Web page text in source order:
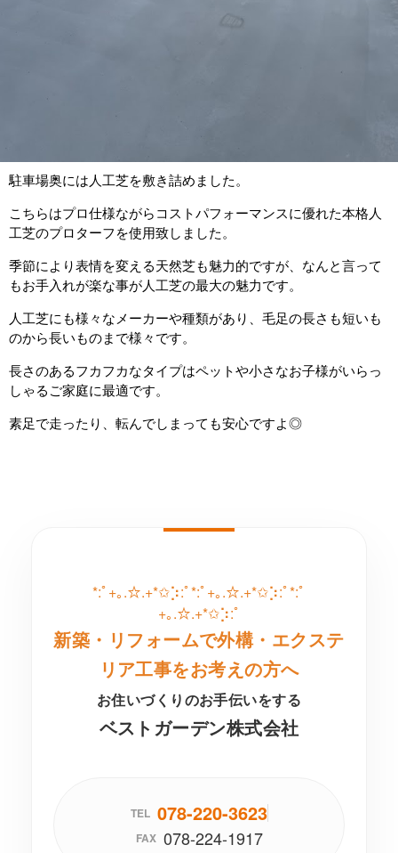
駐車場奥には人工芝を敷き詰めました。
こちらはプロ仕様ながらコストパフォーマンスに優れた本格人
工芝のプロターフを使用致しました。
季節により表情を変える天然芝も魅力的ですが、なんと言って
もお手入れが楽な事が人工芝の最大の魅力です。
人工芝にも様々なメーカーや種類があり、毛足の長さも短いも
のから長いものまで様々です。
長さのあるフカフカなタイプはペットや小さなお子様がいらっ
しゃるご家庭に最適です。
素足で走ったり、転んでしまっても安心ですよ◎
*:ﾟ+｡.☆.+*✩⡱:ﾟ*:ﾟ+｡.☆.+*✩⡱:ﾟ*:ﾟ
+｡.☆.+*✩⡱:ﾟ
新築・リフォームで外構・エクステ
リア工事をお考えの方へ
お住いづくりのお手伝いをする
ベストガーデン株式会社
TEL 078-220-3623
FAX 078-224-1917